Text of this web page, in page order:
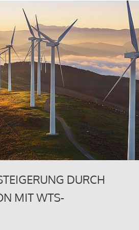
DURCH
MIT WTS-